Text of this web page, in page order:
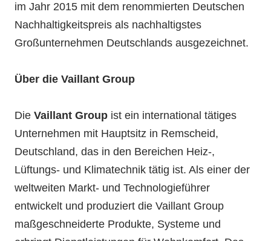
im Jahr 2015 mit dem renommierten Deutschen
Nachhaltigkeitspreis als nachhaltigstes
Großunternehmen Deutschlands ausgezeichnet.
Über die Vaillant Group
Die Vaillant Group ist ein international tätiges
Unternehmen mit Hauptsitz in Remscheid,
Deutschland, das in den Bereichen Heiz-,
Lüftungs- und Klimatechnik tätig ist. Als einer der
weltweiten Markt- und Technologieführer
entwickelt und produziert die Vaillant Group
maßgeschneiderte Produkte, Systeme und